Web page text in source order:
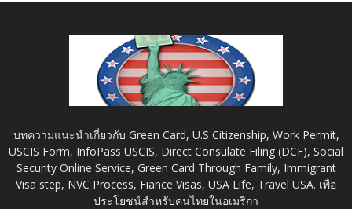
บทความแนะนำเกี่ยวกับ Green Card, U.S Citizenship, Work Permit,
USCIS Form, InfoPass USCIS, Direct Consulate Filing (DCF), Social
Security Online Service, Green Card Through Family, Immigrant
Visa step, NVC Process, Fiance Visas, USA Life, Travel USA. เพื่อ
ประโยชน์สำหรับคนไทยในอเมริกา